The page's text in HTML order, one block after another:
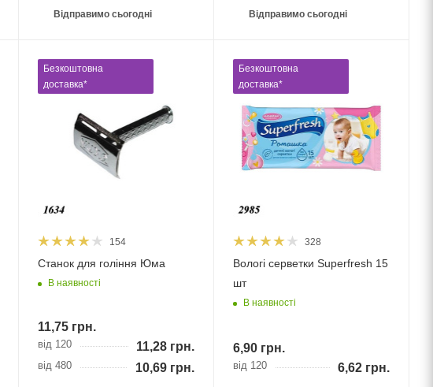
Відправимо сьогодні Відправимо сьогодні
Безкоштовна
доставка*
154
Станок для гоління Юма
В наявності
11,75грн.
від 120 11,28грн.
від 480 10,69грн.
Безкоштовна
доставка*
328
Вологі серветки Superfresh 15
шт
В наявності
6,90грн.
від 120 6,62 грн.